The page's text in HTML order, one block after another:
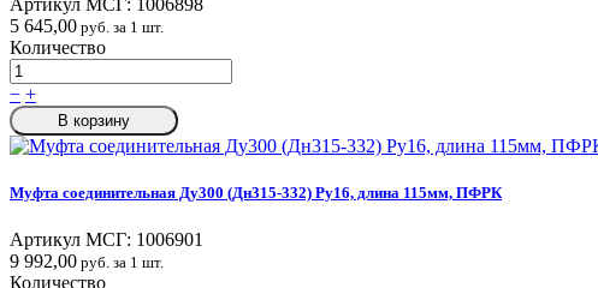
5 645,00 руб. за 1 шт.
Количество
− +
В корзину
Муфта соединительная Ду300 (Дн315-332) Ру16, длина 115мм, ПФРК
Артикул МСГ: 1006901
9 992,00 руб. за 1 шт.
Количество